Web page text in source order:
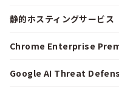
静的ホスティングサービス
Chrome Enterprise
Google AI Threat